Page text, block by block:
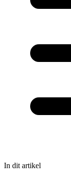
In dit artikel